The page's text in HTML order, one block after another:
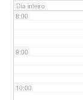
Dia inteiro
8:00
9:00
10:00